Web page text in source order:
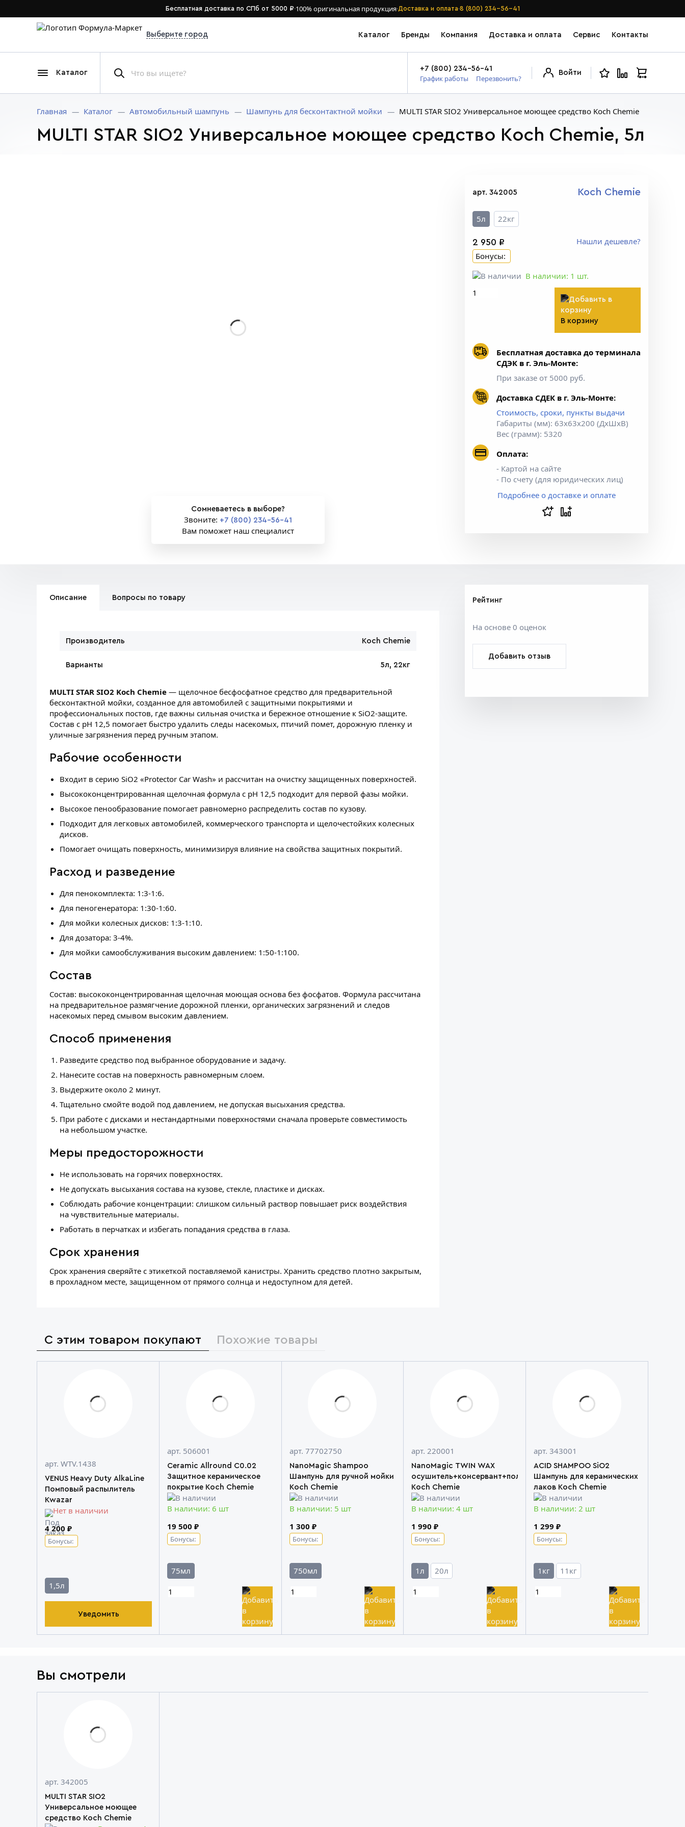
Бесплатная доставка по СПб от 5000 ₽·100% оригинальная продукция·Доставка и оплата·8 (800) 234-56-41
Выберите город Каталог Бренды Компания Доставка и оплата Сервис Контакты
Каталог
+7 (800) 234-56-41
График работы Перезвонить?
Войти
Главная Каталог Автомобильный шампунь Шампунь для бесконтактной мойки MULTI STAR SIO2 Универсальное моющее средство Koch Chemie
MULTI STAR SIO2 Универсальное моющее средство Koch Chemie, 5л
Сомневаетесь в выборе?
Звоните: +7 (800) 234-56-41
Вам поможет наш специалист
арт. 342005 Koch Chemie
5л 22кг
2 950 ₽
Нашли дешевле?
Бонусы:
В наличии: 1 шт.
В корзину
Бесплатная доставка до терминала
СДЭК в г. Эль-Монте:
При заказе от 5000 руб.
Доставка СДЕК в г. Эль-Монте:
Стоимость, сроки, пункты выдачи
Габариты (мм): 63х63х200 (ДхШхВ)
Вес (грамм): 5320
Оплата:
- Картой на сайте
- По счету (для юридических лиц)
Подробнее о доставке и оплате
Описание Вопросы по товару
Производитель Koch Chemie
Варианты 5л, 22кг
MULTI STAR SIO2 Koch Chemie — щелочное бесфосфатное средство для предварительной
бесконтактной мойки, созданное для автомобилей с защитными покрытиями и
профессиональных постов, где важны сильная очистка и бережное отношение к SiO2-защите.
Состав с pH 12,5 помогает быстро удалить следы насекомых, птичий помет, дорожную пленку и
уличные загрязнения перед ручным этапом.
Рабочие особенности
Входит в серию SiO2 «Protector Car Wash» и рассчитан на очистку защищенных поверхностей.
Высококонцентрированная щелочная формула с pH 12,5 подходит для первой фазы мойки.
Высокое пенообразование помогает равномерно распределить состав по кузову.
Подходит для легковых автомобилей, коммерческого транспорта и щелочестойких колесных
дисков.
Помогает очищать поверхность, минимизируя влияние на свойства защитных покрытий.
Расход и разведение
Для пенокомплекта: 1:3-1:6.
Для пеногенератора: 1:30-1:60.
Для мойки колесных дисков: 1:3-1:10.
Для дозатора: 3-4%.
Для мойки самообслуживания высоким давлением: 1:50-1:100.
Состав
Состав: высококонцентрированная щелочная моющая основа без фосфатов. Формула рассчитана
на предварительное размягчение дорожной пленки, органических загрязнений и следов
насекомых перед смывом высоким давлением.
Способ применения
Разведите средство под выбранное оборудование и задачу.
Нанесите состав на поверхность равномерным слоем.
Выдержите около 2 минут.
Тщательно смойте водой под давлением, не допуская высыхания средства.
При работе с дисками и нестандартными поверхностями сначала проверьте совместимость
на небольшом участке.
Меры предосторожности
Не использовать на горячих поверхностях.
Не допускать высыхания состава на кузове, стекле, пластике и дисках.
Соблюдать рабочие концентрации: слишком сильный раствор повышает риск воздействия
на чувствительные материалы.
Работать в перчатках и избегать попадания средства в глаза.
Срок хранения
Срок хранения сверяйте с этикеткой поставляемой канистры. Хранить средство плотно закрытым,
в прохладном месте, защищенном от прямого солнца и недоступном для детей.
Рейтинг
На основе 0 оценок
Добавить отзыв
С этим товаром покупают Похожие товары
арт. WTV.1438
VENUS Heavy Duty AlkaLine
Помповый распылитель
Kwazar
Нет в наличии
4 200 ₽
Бонусы:
1,5л
Уведомить
арт. 506001
Ceramic Allround C0.02
Защитное керамическое
покрытие Koch Chemie
В наличии: 6 шт
19 500 ₽
Бонусы:
75мл
арт. 77702750
NanoMagic Shampoo
Шампунь для ручной мойки
Koch Chemie
В наличии: 5 шт
1 300 ₽
Бонусы:
750мл
арт. 220001
NanoMagic TWIN WAX
осушитель+консервант+политура
Koch Chemie
В наличии: 4 шт
1 990 ₽
Бонусы:
1л 20л
арт. 343001
ACID SHAMPOO SiO2
Шампунь для керамических
лаков Koch Chemie
В наличии: 2 шт
1 299 ₽
Бонусы:
1кг 11кг
Вы смотрели
арт. 342005
MULTI STAR SIO2
Универсальное моющее
средство Koch Chemie